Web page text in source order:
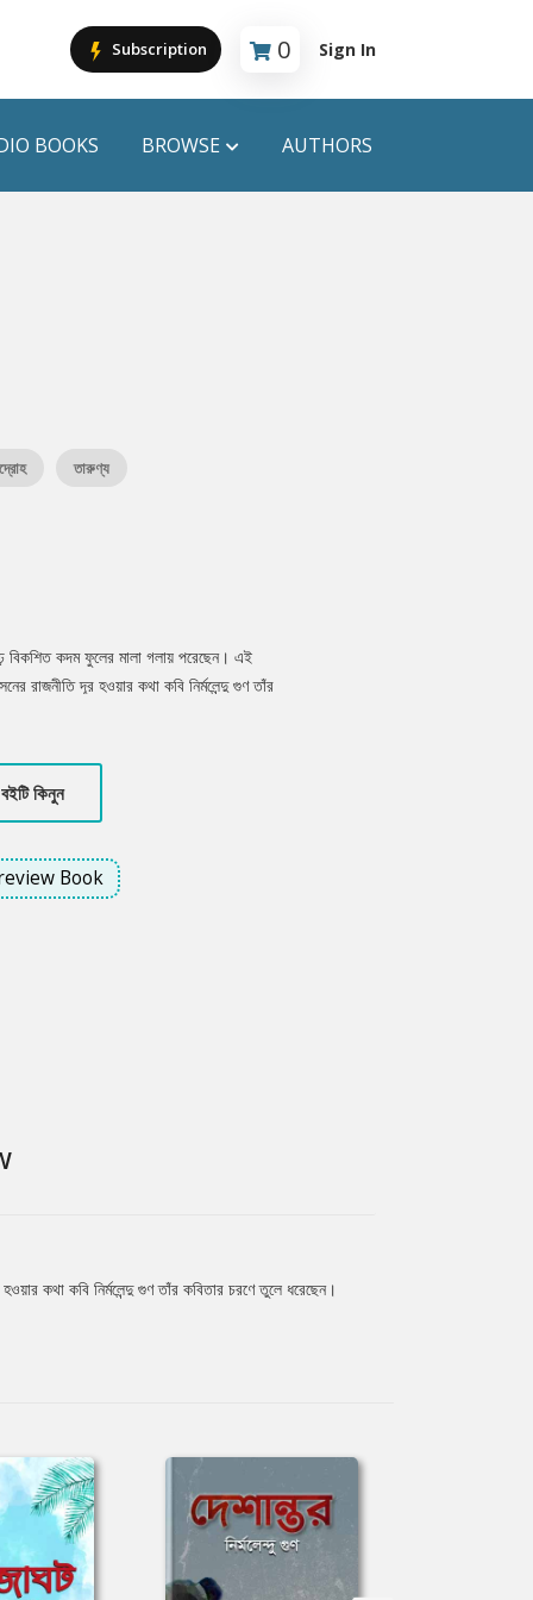
Subscription 0
Cart is empty
Sign In
BOOKS BROWSE AUTHORS
তারুণ্য
বিকশিত কদম ফুলের মালা গলায় পরেছেন। এই
রাজনীতি দূর হওয়ার কথা কবি নির্মলেন্দু গুণ তাঁর
বইটি কিনুন
Book
কথা কবি নির্মলেন্দু গুণ তাঁর কবিতার চরণে তুলে ধরেছেন।